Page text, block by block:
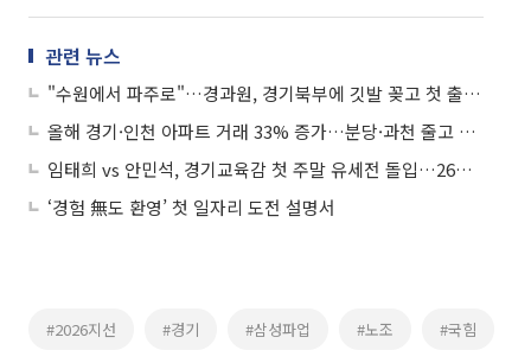
관련 뉴스
"수원에서 파주로"…경과원, 경기북부에 깃발 꽂고 첫 출근은 봉사활동이었다
올해 경기·인천 아파트 거래 33% 증가…분당·과천 줄고 구리·동탄 늘었다
임태희 vs 안민석, 경기교육감 첫 주말 유세전 돌입…26일 SBS 토론서 진검승부
‘경험 無도 환영’ 첫 일자리 도전 설명서
#2026지선 #경기 #삼성파업 #노조 #국힘